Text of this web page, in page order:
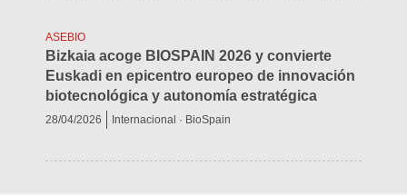
ASEBIO
Bizkaia acoge BIOSPAIN 2026 y convierte
Euskadi en epicentro europeo de innovación
biotecnológica y autonomía estratégica
28/04/2026 Internacional · BioSpain